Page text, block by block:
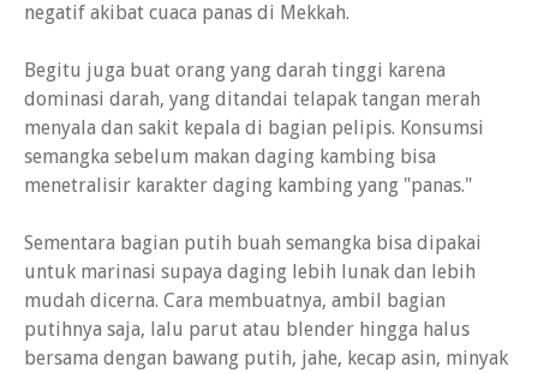
negatif akibat cuaca panas di Mekkah.
Begitu juga buat orang yang darah tinggi karena
dominasi darah, yang ditandai telapak tangan merah
menyala dan sakit kepala di bagian pelipis. Konsumsi
semangka sebelum makan daging kambing bisa
menetralisir karakter daging kambing yang "panas."
Sementara bagian putih buah semangka bisa dipakai
untuk marinasi supaya daging lebih lunak dan lebih
mudah dicerna. Cara membuatnya, ambil bagian
putihnya saja, lalu parut atau blender hingga halus
bersama dengan bawang putih, jahe, kecap asin, minyak